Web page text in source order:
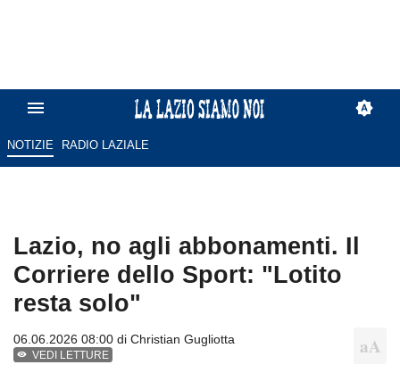
NOTIZIE RADIO LAZIALE
Lazio, no agli abbonamenti. Il
Corriere dello Sport: "Lotito
resta solo"
06.06.2026 08:00 di Christian Gugliotta
VEDI LETTURE